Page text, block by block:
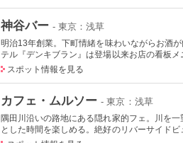
神谷バー - 東京：浅草
明治13年創業。下町情緒を味わいながらお酒
テル『デンキブラン』は登場以来お店の看板メ
スポット情報を見る
カフェ・ムルソー - 東京：浅草
隅田川沿いの路地にある隠れ家的フェ。川を
とした時間を楽しめる。絶好のリバーサイドビ